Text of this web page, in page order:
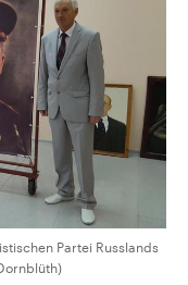
Partei Russlands